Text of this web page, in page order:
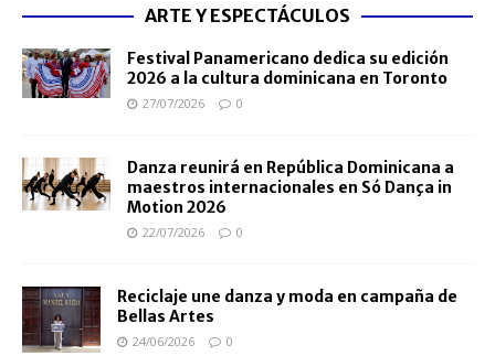
ARTE Y ESPECTÁCULOS
Festival Panamericano dedica su edición
2026 a la cultura dominicana en Toronto
27/07/2026 0
Danza reunirá en República Dominicana a
maestros internacionales en Só Dança in
Motion 2026
22/07/2026 0
Reciclaje une danza y moda en campaña de
Bellas Artes
24/06/2026 0